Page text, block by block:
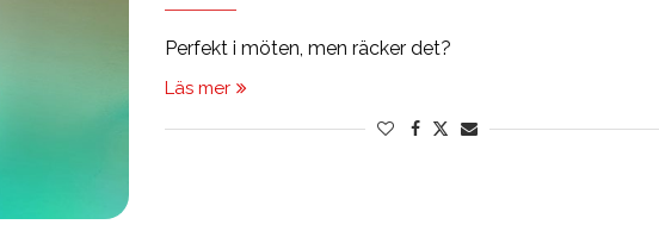
Perfekt i möten, men räcker det?
Läs mer